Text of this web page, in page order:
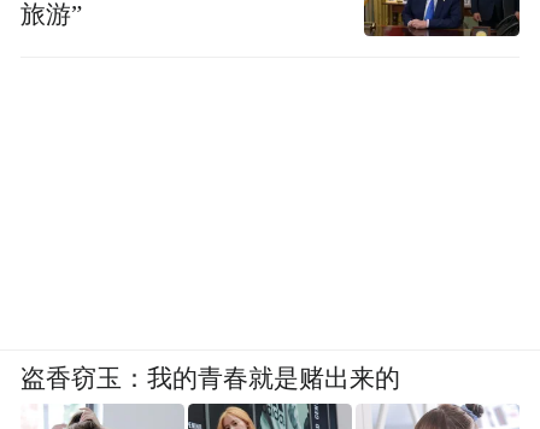
旅游”
盗香窃玉：我的青春就是赌出来的